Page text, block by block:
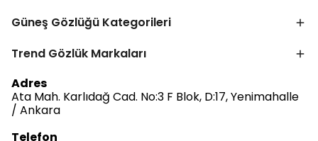
Güneş Gözlüğü Kategorileri
Trend Gözlük Markaları
Adres
Ata Mah. Karlıdağ Cad. No:3 F Blok, D:17, Yenimahalle
/ Ankara
Telefon
Bize Ulaşın